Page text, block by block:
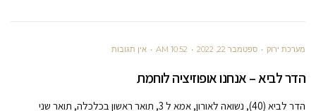
מערכת ירוק ספטמבר 22, 2022 10:52 AM אין תגובות
הדר לביא – אנחנו אופוזיציה לוחמת
הדר לביא (40), נשואה לאורון, אמא ל 3, תואר ראשון בכלכלה, תואר שני